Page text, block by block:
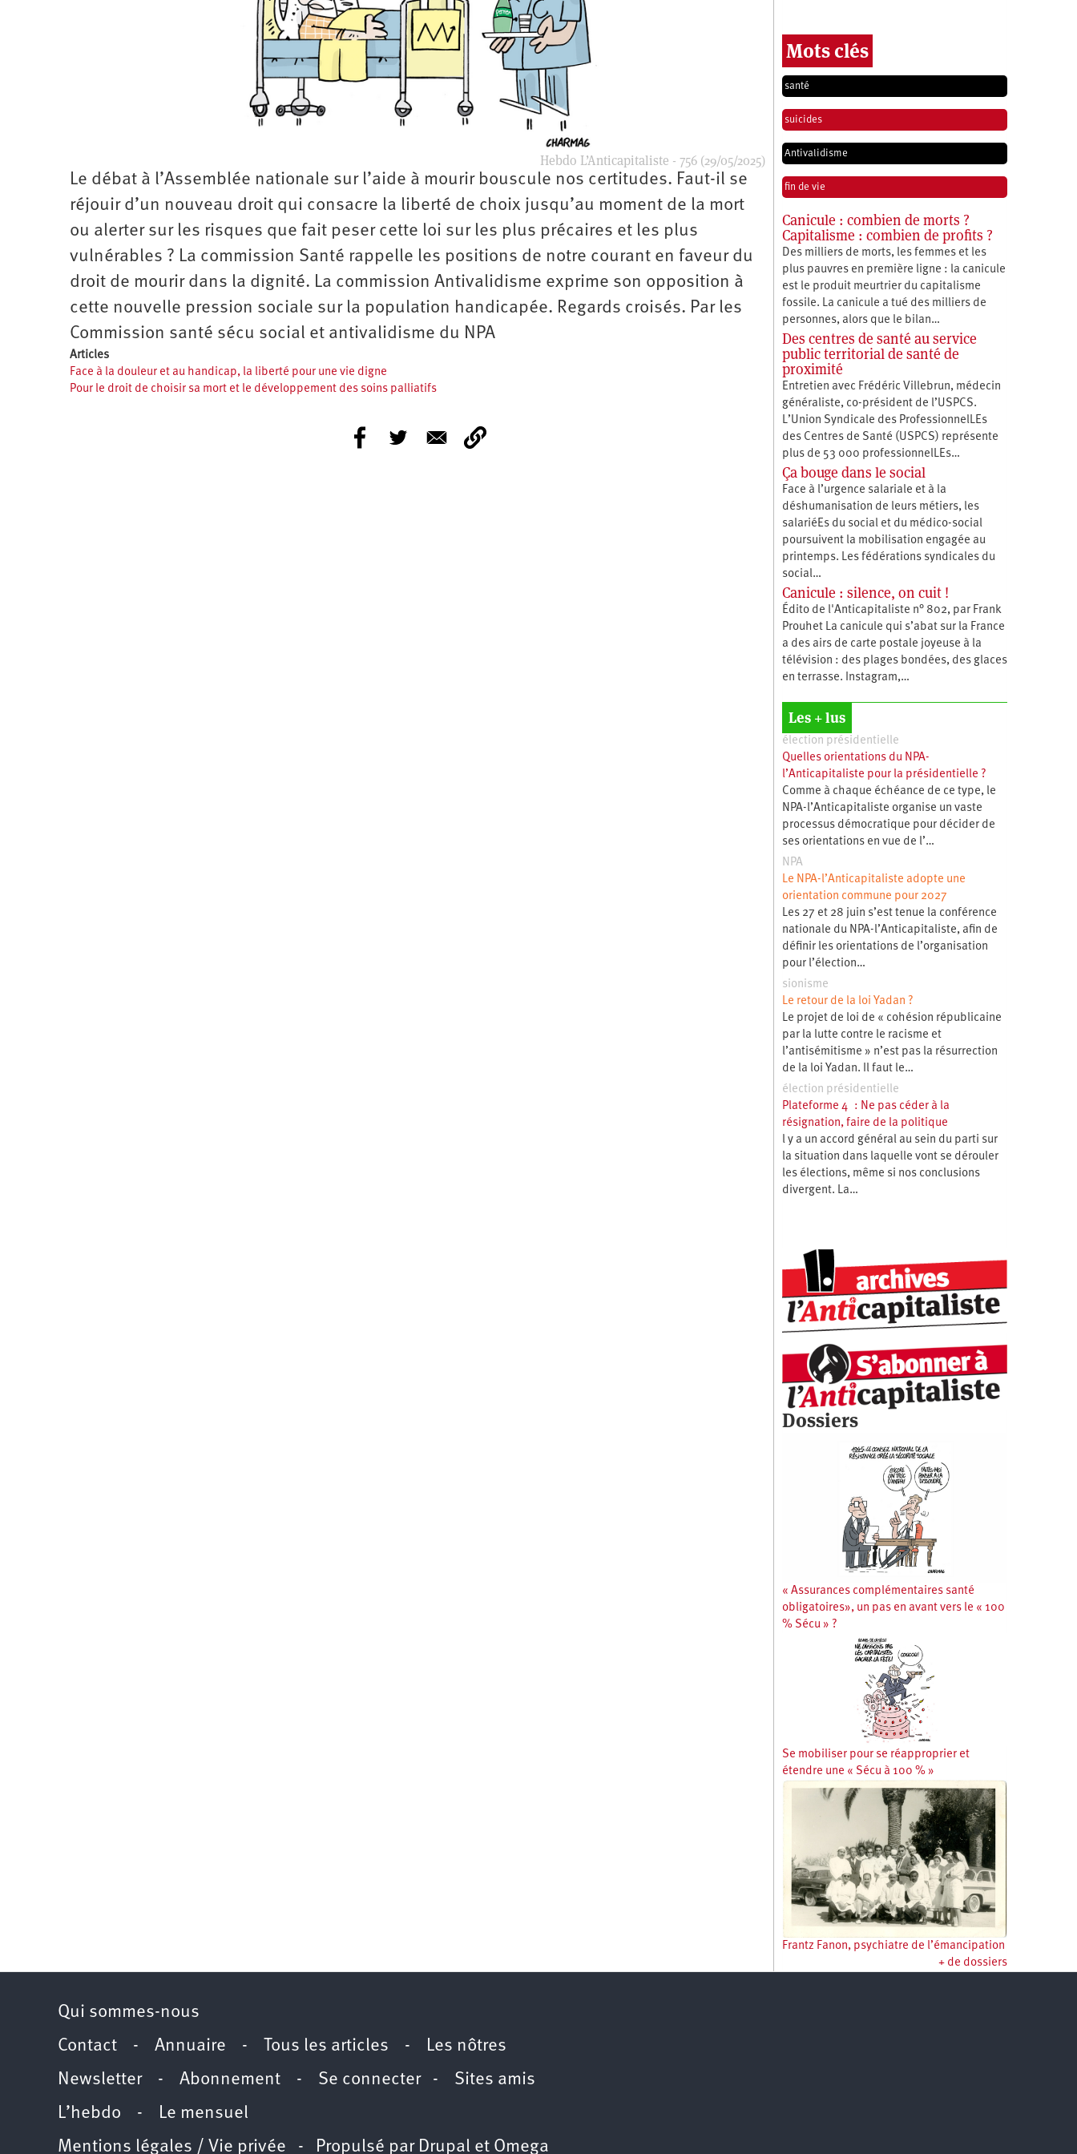
Amérique
du
Nord
Amérique
latine
Asie
Europe
Océanie
Hebdo L’Anticapitaliste - 756 (29/05/2025)
Le débat à l’Assemblée nationale sur l’aide à mourir bouscule nos certitudes. Faut-il se
réjouir d’un nouveau droit qui consacre la liberté de choix jusqu’au moment de la mort
ou alerter sur les risques que fait peser cette loi sur les plus précaires et les plus
vulnérables ? La commission Santé rappelle les positions de notre courant en faveur du
droit de mourir dans la dignité. La commission Antivalidisme exprime son opposition à
cette nouvelle pression sociale sur la population handicapée. Regards croisés. Par les
Commission santé sécu social et antivalidisme du NPA
Articles
Face à la douleur et au handicap, la liberté pour une vie digne
Pour le droit de choisir sa mort et le développement des soins palliatifs
Mots clés
santé
suicides
Antivalidisme
fin de vie
Canicule : combien de morts ?
Capitalisme : combien de profits ?
Des milliers de morts, les femmes et les
plus pauvres en première ligne : la canicule
est le produit meurtrier du capitalisme
fossile. La canicule a tué des milliers de
personnes, alors que le bilan…
Des centres de santé au service
public territorial de santé de
proximité
Entretien avec Frédéric Villebrun, médecin
généraliste, co-président de l’USPCS.
L’Union Syndicale des ProfessionnelLEs
des Centres de Santé (USPCS) représente
plus de 53 000 professionnelLEs…
Ça bouge dans le social
Face à l’urgence salariale et à la
déshumanisation de leurs métiers, les
salariéEs du social et du médico-social
poursuivent la mobilisation engagée au
printemps. Les fédérations syndicales du
social…
Canicule : silence, on cuit !
Édito de l'Anticapitaliste n° 802, par Frank
Prouhet La canicule qui s’abat sur la France
a des airs de carte postale joyeuse à la
télévision : des plages bondées, des glaces
en terrasse. Instagram,…
Les + lus
élection présidentielle
Quelles orientations du NPA-
l’Anticapitaliste pour la présidentielle ?
Comme à chaque échéance de ce type, le
NPA-l’Anticapitaliste organise un vaste
processus démocratique pour décider de
ses orientations en vue de l’…
NPA
Le NPA-l’Anticapitaliste adopte une
orientation commune pour 2027
Les 27 et 28 juin s’est tenue la conférence
nationale du NPA-l’Anticapitaliste, afin de
définir les orientations de l’organisation
pour l’élection…
sionisme
Le retour de la loi Yadan ?
Le projet de loi de « cohésion républicaine
par la lutte contre le racisme et
l’antisémitisme » n’est pas la résurrection
de la loi Yadan. Il faut le…
élection présidentielle
Plateforme 4 : Ne pas céder à la
résignation, faire de la politique
l y a un accord général au sein du parti sur
la situation dans laquelle vont se dérouler
les élections, même si nos conclusions
divergent. La…
Dossiers
« Assurances complémentaires santé
obligatoires», un pas en avant vers le « 100
% Sécu » ?
Se mobiliser pour se réapproprier et
étendre une « Sécu à 100 % »
Frantz Fanon, psychiatre de l’émancipation
+ de dossiers
Qui sommes-nous
Contact - Annuaire - Tous les articles -
Les nôtres
Newsletter- Abonnement - Se connecter- Sites amis
L’hebdo -
Le mensuel
Mentions légales / Vie privée - Propulsé par Drupal et Omega